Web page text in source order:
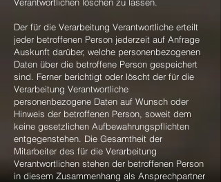
Der für die Verarbeitung Verantwortliche erteilt
jeder betroffenen Person jederzeit auf Anfrage
Auskunft darüber, welche personenbezogenen
Daten über die betroffene Person gespeichert
sind. Ferner berichtigt oder löscht der für die
Verarbeitung Verantwortliche
personenbezogene Daten auf Wunsch oder
Hinweis der betroffenen Person, soweit dem
keine gesetzlichen Aufbewahrungspflichten
entgegenstehen. Die Gesamtheit der
Mitarbeiter des für die Verarbeitung
Verantwortlichen stehen der betroffenen Person
in diesem Zusammenhang als Ansprechpartner